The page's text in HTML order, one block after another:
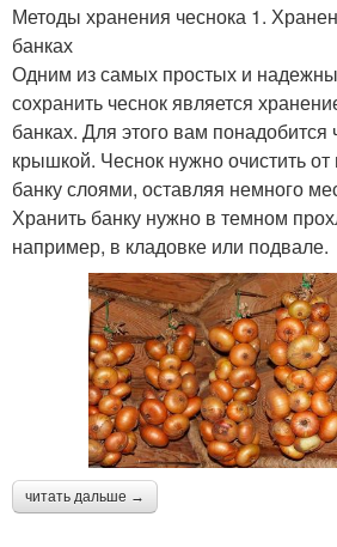
Методы хранения чеснока 1.
банках
Одним из самых простых и
сохранить чеснок является
банках. Для этого вам понадобится
крышкой. Чеснок нужно очистить
банку слоями, оставляя немного
Хранить банку нужно в темном
например, в кладовке или подвале.
читать дальше →